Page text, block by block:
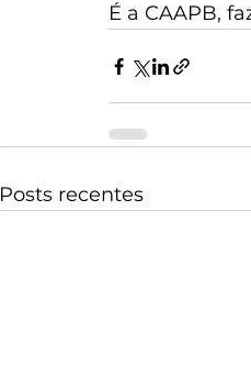
É a CAAPB,
Posts recentes